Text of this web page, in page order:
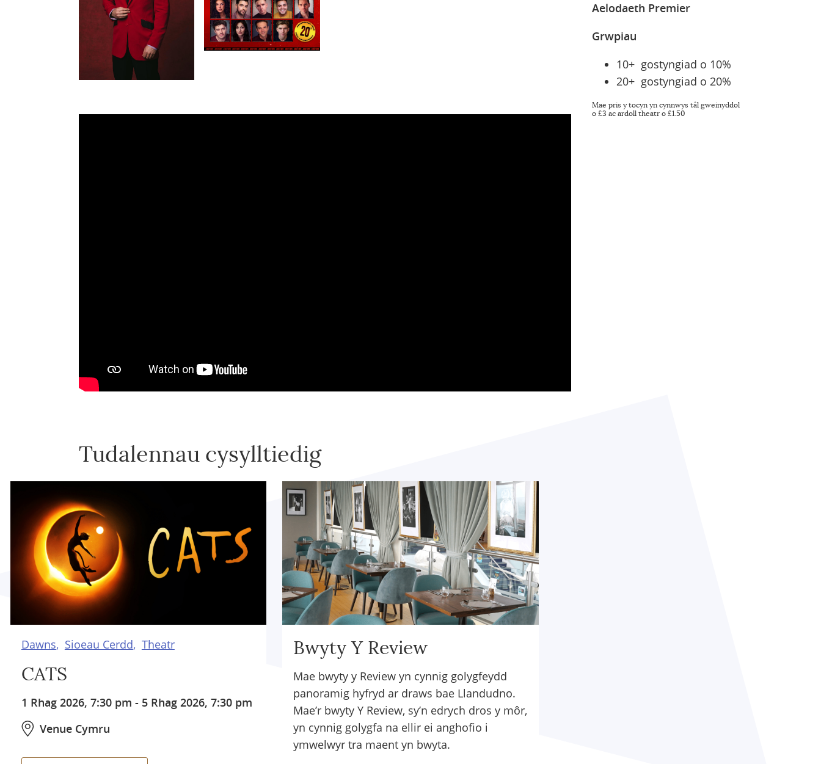
Aelodaeth Premier
Grwpiau
10+ gostyngiad o 10%
20+ gostyngiad o 20%
Mae pris y tocyn yn cynnwys tâl gweinyddol
o £3 ac ardoll theatr o £1.50
Tudalennau cysylltiedig
Dawns Sioeau Cerdd Theatr
CATS
1 Rhag 2026, 7:30 pm - 5 Rhag 2026, 7:30 pm
Venue Cymru
Bwyty Y Review
Mae bwyty y Review yn cynnig golygfeydd
panoramig hyfryd ar draws bae Llandudno.
Mae’r bwyty Y Review, sy’n edrych dros y môr,
yn cynnig golygfa na ellir ei anghofio i
ymwelwyr tra maent yn bwyta.